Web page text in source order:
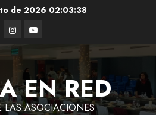
de 2026 02:03:38
Instagram
Youtube
EN RED
LAS ASOCIACIONES